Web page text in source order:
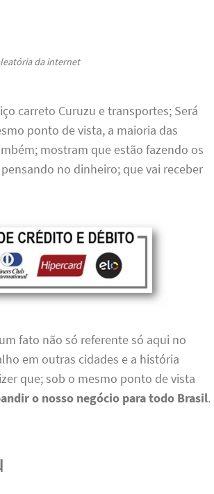
da internet
carreto Curuzu e transportes; Será
ponto de vista, a maioria das
mostram que estão fazendo os
no dinheiro; que vai receber
fato não só referente só aqui no
em outras cidades e a história
que; sob o mesmo ponto de vista
o nosso negócio para todo Brasil.